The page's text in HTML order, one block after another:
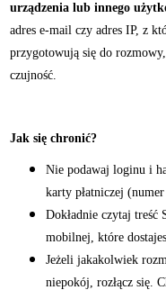
urządzenia lub innego
adres e-mail czy adres IP, z
przygotowują się do
czujność.
Jak się chronić?
Nie podawaj loginu i
karty płatniczej
Dokładnie czytaj
mobilnej, które
Jeżeli jakakolwiek
niepokój, rozłącz się.